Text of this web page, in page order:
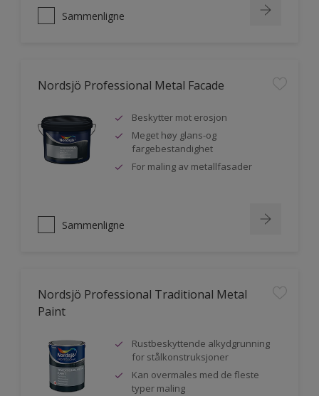
Sammenligne
Nordsjö Professional Metal Facade
Beskytter mot erosjon
Meget høy glans-og
fargebestandighet
For maling av metallfasader
Sammenligne
Nordsjö Professional Traditional Metal
Paint
Rustbeskyttende alkydgrunning
for stålkonstruksjoner
Kan overmales med de fleste
typer maling